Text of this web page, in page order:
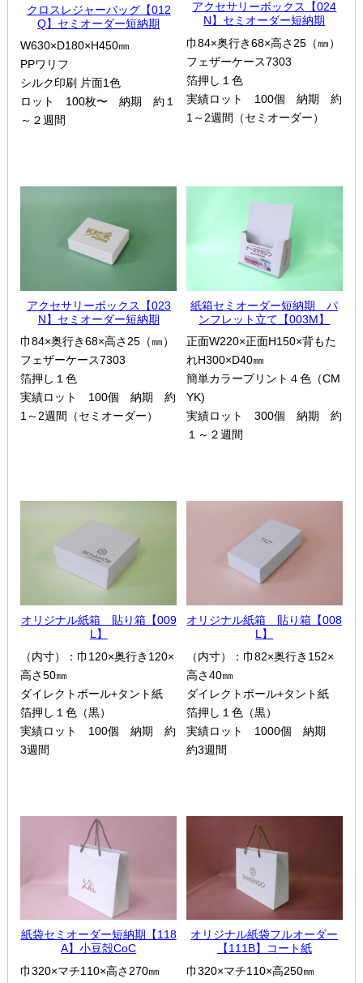
クロスレジャーバッグ【012
Q】セミオーダー短納期
W630×D180×H450㎜
PPワリフ
シルク印刷 片面1色
ロット 100枚〜 納期 約１
～２週間
アクセサリーボックス【024
N】セミオーダー短納期
巾84×奥行き68×高さ25（㎜）
フェザーケース7303
箔押し１色
実績ロット 100個 納期 約
1～2週間（セミオーダー）
アクセサリーボックス【023
N】セミオーダー短納期
巾84×奥行き68×高さ25（㎜）
フェザーケース7303
箔押し１色
実績ロット 100個 納期 約
1～2週間（セミオーダー）
紙箱セミオーダー短納期 パ
ンフレット立て【003M】
正面W220×正面H150×背もた
れH300×D40㎜
簡単カラープリント４色（CM
YK)
実績ロット 300個 納期 約
１～２週間
オリジナル紙箱 貼り箱【009
L】
（内寸）：巾120×奥行き120×
高さ50㎜
ダイレクトボール+タント紙
箔押し１色（黒）
実績ロット 100個 納期 約
3週間
オリジナル紙箱 貼り箱【008
L】
（内寸）：巾82×奥行き152×
高さ40㎜
ダイレクトボール+タント紙
箔押し１色（黒）
実績ロット 1000個 納期
約3週間
紙袋セミオーダー短納期【118
A】小豆殻CoC
巾320×マチ110×高さ270㎜
オリジナル紙袋フルオーダー
【111B】コート紙
巾320×マチ110×高250㎜